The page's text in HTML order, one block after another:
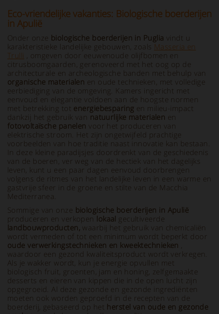
Eco-vriendelijke vakanties: Biologische boerderijen
in Apulië
Onder onze biologische boerderijen in Puglia vindt u
karakteristieke landelijke gebouwen, zoals Masseria en
Trulli , omgeven door eeuwenoude olijfbomen en
citrusboomgaarden, gerenoveerd met het oog op de
architecturale en archeologische banden met behulp van
organische materialen en oude technieken, met volledige
eerbiediging van de omgeving. Kamers ingericht met
eenvoud en elegantie voldoen aan de hoogste normen
met betrekking tot energiebesparing en milieu-impact
dankzij het gebruik van natuurlijke materialen en
fotovoltaïsche panelen voor het produceren van
elektrische stroom. Het zijn ongetwijfeld prachtige
voorbeelden van hoe traditie naast innovatie kan bestaan.
In deze kleine paradijsjes doordrenkt van de geschiedenis
van de boeren, ver weg van de hectiek van het dagelijks
leven, kunt u een paar dagen eenvoud doorbrengen
volgens de ritmes van het landelijke leven in een warme en
gastvrije sfeer in de groene en stilte van de Macchia
Mediterranea.
Sommige van onze biologische boerderijen in Apulië
produceren en verkopen lokaal gecultiveerde
landbouwproducten,waarbij het gebruik van chemicaliën
wordt vermeden of tot een minimum wordt beperkt door
oude verwerkingstechnieken en kweektechnieken ,
waardoor een gezond kwaliteitsproduct wordt verkregen.
Als je wakker wordt, kun je energie opvullen met
biologisch fruit, groenten, jam en honing, zelfgemaakte
desserts en eieren van kippen die in de open lucht zijn
opgegroeid. Al deze gezonde en gezonde ingrediënten
moeten ook worden geproefd in de recepten van de
boerderij, gebaseerd op het herstel van oude en gezonde